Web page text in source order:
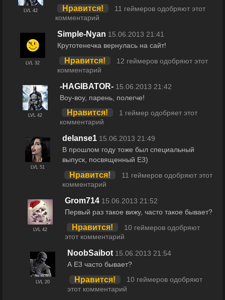
LVL 42 Нравится!
11 геймеров одобряют этот
комментарий
LVL 32
Simple-Nyan 15.06.2013 21:41
Крутотенечка вернулась на сайт!
Нравится!
12 геймеров одобряют этот
комментарий
LVL 42
-HAGIBATOR- 15.06.2013 21:42
Воу-воу, парень, полегче!
Нравится!
1 геймер одобряет этот
комментарий
LVL 51
delanse1 15.06.2013 21:49
В прошлом году тоже был специальный
выпуск, посвященный E3)
Нравится!
11 геймеров одобряют этот
комментарий
LVL 42
Grom714 15.06.2013 21:52
Первый раз такое вижу, часто такое бывает?
Нравится!
10 геймеров одобряют
этот комментарий
LVL 20
NoobSaibot 15.06.2013 21:54
А Е3 часто бывает?
Нравится!
10 геймеров одобряют
этот комментарий